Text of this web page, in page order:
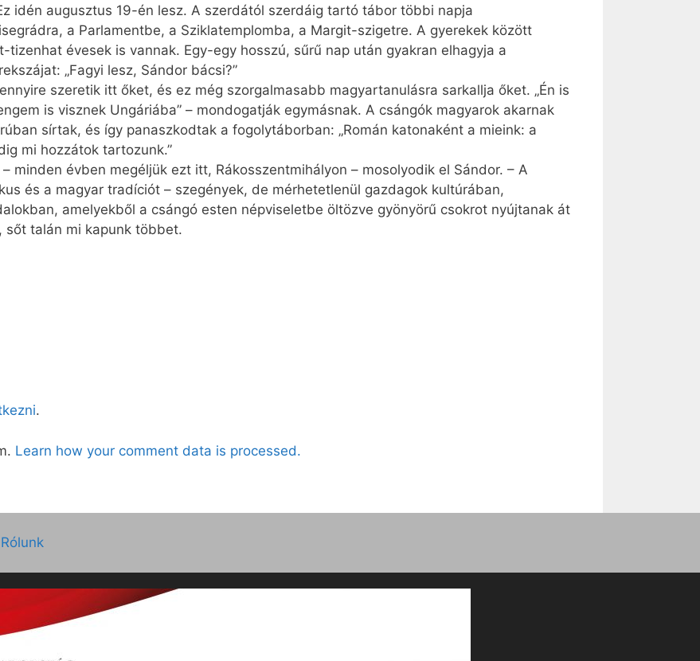
idén augusztus 19-én lesz. A szerdától szerdáig tartó tábor többi napja
a Parlamentbe, a Sziklatemplomba, a Margit-szigetre. A gyerekek között
tizenhat évesek is vannak. Egy-egy hosszú, sűrű nap után gyakran elhagyja a
„Fagyi lesz, Sándor bácsi?”
szeretik itt őket, és ez még szorgalmasabb magyartanulásra sarkallja őket. „Én is
is visznek Ungáriába” – mondogatják egymásnak. A csángók magyarok akarnak
sírtak, és így panaszkodtak a fogolytáborban: „Román katonaként a mieink: a
mi hozzátok tartozunk.”
minden évben megéljük ezt itt, Rákosszentmihályon – mosolyodik el Sándor. – A
és a magyar tradíciót – szegények, de mérhetetlenül gazdagok kultúrában,
amelyekből a csángó esten népviseletbe öltözve gyönyörű csokrot nyújtanak át
sőt talán mi kapunk többet.
.
Learn how your comment data is processed.
Rólunk